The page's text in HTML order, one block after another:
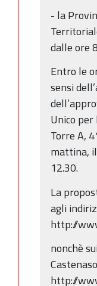
- la
dalle ore
Entro le
sensi
Unico
Torre A,
mattina,
12.30.
La
agli
http://
nonchè
http://